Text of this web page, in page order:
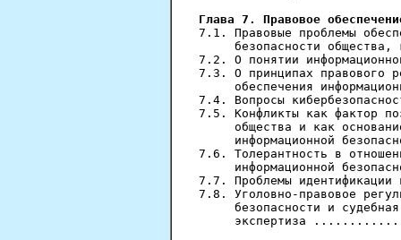
Глава 7. Правовое
7.1. Правовые проблемы
безопасности общества,
7.2. О понятии
7.3. О принципах правового
обеспечения
7.4. Вопросы
7.5. Конфликты как фактор
общества и как
информационной
7.6. Толерантность в
информационной
7.7. Проблемы
7.8. Уголовно-правовое
безопасности и
экспертиза